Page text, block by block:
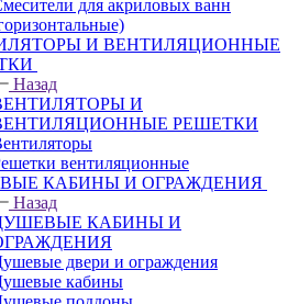
для акриловых ванн
И ВЕНТИЛЯЦИОННЫЕ
Назад
И
РЕШЕТКИ
вентиляционные
КАБИНЫ И ОГРАЖДЕНИЯ
Назад
КАБИНЫ И
двери и ограждения
кабины